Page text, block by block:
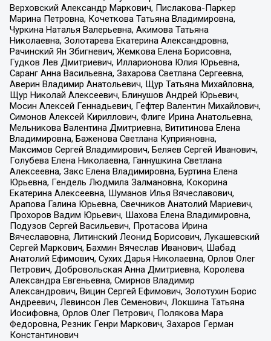
Верховский Александр Маркович, Пислакова-Паркер
Марина Петровна, Кочеткова Татьяна Владимировна,
Чуркина Наталья Валерьевна, Акимова Татьяна
Николаевна, Золотарева Екатерина Александровна,
Рачинский Ян Збигневич, Жемкова Елена Борисовна,
Гудков Лев Дмитриевич, Илларионова Юлия Юрьевна,
Саранг Анна Васильевна, Захарова Светлана Сергеевна,
Аверин Владимир Анатольевич, Щур Татьяна Михайловна,
Щур Николай Алексеевич, Блинушов Андрей Юрьевич,
Мосин Алексей Геннадьевич, Гефтер Валентин Михайлович,
Симонов Алексей Кириллович, Флиге Ирина Анатольевна,
Мельникова Валентина Дмитриевна, Вититинова Елена
Владимировна, Баженова Светлана Куприяновна,
Максимов Сергей Владимирович, Беляев Сергей Иванович,
Голубева Елена Николаевна, Ганнушкина Светлана
Алексеевна, Закс Елена Владимировна, Буртина Елена
Юрьевна, Гендель Людмила Залмановна, Кокорина
Екатерина Алексеевна, Шуманов Илья Вячеславович,
Арапова Галина Юрьевна, Свечников Анатолий Мариевич,
Прохоров Вадим Юрьевич, Шахова Елена Владимировна,
Подузов Сергей Васильевич, Протасова Ирина
Вячеславовна, Литинский Леонид Борисович, Лукашевский
Сергей Маркович, Бахмин Вячеслав Иванович, Шабад
Анатолий Ефимович, Сухих Дарья Николаевна, Орлов Олег
Петрович, Добровольская Анна Дмитриевна, Королева
Александра Евгеньевна, Смирнов Владимир
Александрович, Вицин Сергей Ефимович, Золотухин Борис
Андреевич, Левинсон Лев Семенович, Локшина Татьяна
Иосифовна, Орлов Олег Петрович, Полякова Мара
Федоровна, Резник Генри Маркович, Захаров Герман
Константинович